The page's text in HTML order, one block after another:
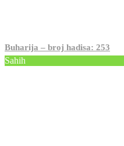
Buharija – broj hadisa: 253
Sahih